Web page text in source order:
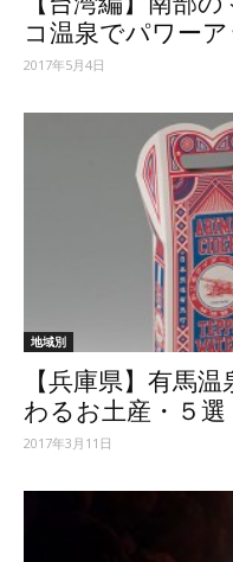
コ温泉でパワー
2017年5月4日
地域別
【兵庫県】有馬
わるお土産・５選
2017年3月11日